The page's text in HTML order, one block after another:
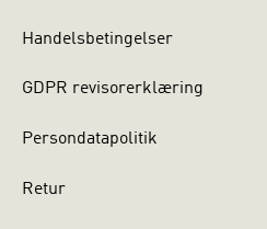
Handelsbetingelser
GDPR revisorerklæring
Persondatapolitik
Retur